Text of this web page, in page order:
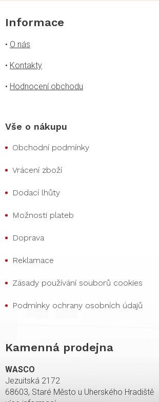
Informace
• O nás
• Kontakty
• Hodnocení obchodu
Vše o nákupu
Obchodní podmínky
Vrácení zboží
Dodací lhůty
Možnosti plateb
Doprava
Reklamace
Zásady používání souborů cookies
Podmínky ochrany osobních údajů
Kamenná prodejna
WASCO
Jezuitská 2172
68603, Staré Město u Uherského Hradiště